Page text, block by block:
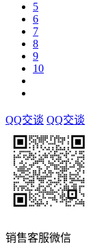
5
6
7
8
9
10
QQ交谈 QQ交谈
销售客服微信